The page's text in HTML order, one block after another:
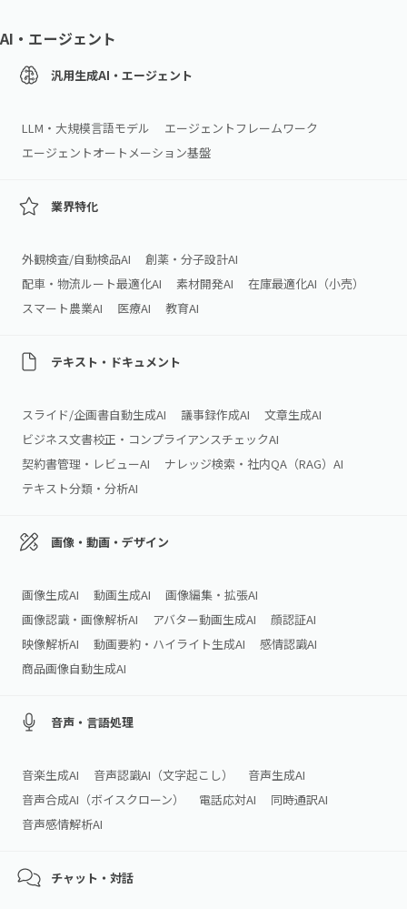
AI・エージェント
汎用生成AI・エージェント
LLM・大規模言語モデル
エージェントフレームワーク
エージェントオートメーション基盤
業界特化
外観検査/自動検品AI
創薬・分子設計AI
配車・物流ルート最適化AI
素材開発AI
在庫最適化AI（小売）
スマート農業AI
医療AI 教育AI
テキスト・ドキュメント
スライド/企画書自動生成AI 議事録作成AI
文章生成AI
ビジネス文書校正・コンプライアンスチェックAI
契約書管理・レビューAI
ナレッジ検索・社内QA（RAG）AI
テキスト分類・分析AI
画像・動画・デザイン
画像生成AI 動画生成AI
画像編集・拡張AI
画像認識・画像解析AI
アバター動画生成AI
顔認証AI
映像解析AI
動画要約・ハイライト生成AI
感情認識AI
商品画像自動生成AI
音声・言語処理
音楽生成AI 音声認識AI（文字起こし）
音声生成AI
音声合成AI（ボイスクローン）
電話応対AI
同時通訳AI
音声感情解析AI
チャット・対話